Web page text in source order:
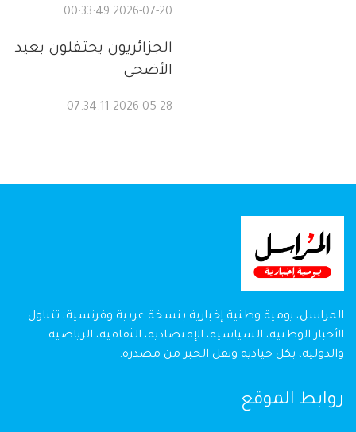
2026-07-20 00:33:49
الجزائريون يحتفلون بعيد
الأضحى
2026-05-28 07:34:11
المراسل، يومية وطنية إخبارية بنسخة عربية وفرنسية، تتناول
الأخبار الوطنية، السياسية، الإقتصادية، الثقافية، الرياضية
والدولية، بكل حيادية ونقل الخبر من مصدره.
روابط الموقع